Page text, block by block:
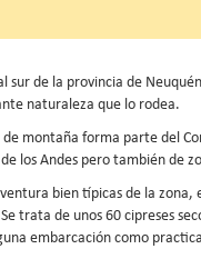
sur de la provincia de
naturaleza que lo rodea.
montaña forma parte del
los Andes pero también de
bien típicas de la
trata de unos 60 cipreses
embarcación como